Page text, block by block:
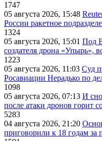
1747
05 августа 2026, 15:48
России ракетное
1324
05 августа 2026, 15:01 Под
создателя дрона «Упырь»,
1223
05 августа 2026, 11:03 Суд
Росавиации Нерадько по
1098
05 августа 2026, 07:13 И
после атаки дронов горит
5283
04 августа 2026, 21:20
приговорили к 18 годам